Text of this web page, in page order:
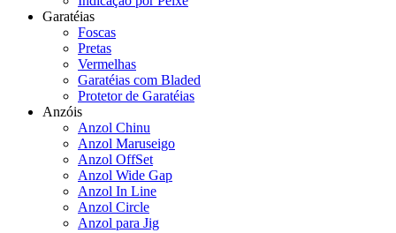
Garatéias
Foscas
Pretas
Vermelhas
Garatéias com Bladed
Protetor de Garatéias
Anzóis
Anzol Chinu
Anzol Maruseigo
Anzol OffSet
Anzol Wide Gap
Anzol In Line
Anzol Circle
Anzol para Jig